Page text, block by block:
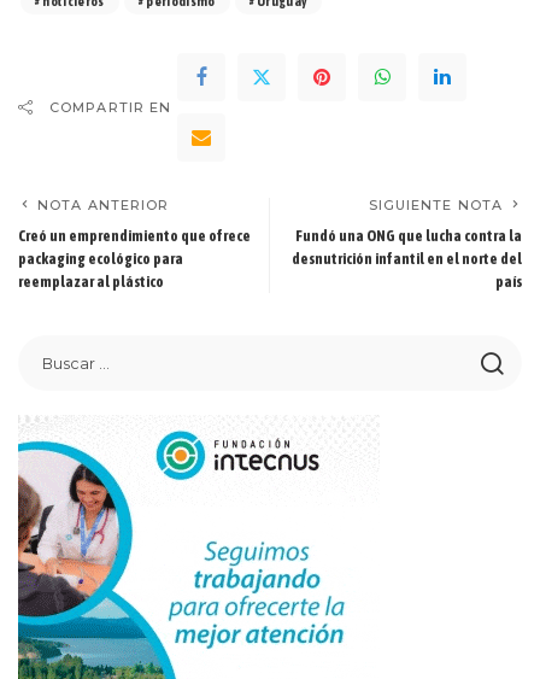
COMPARTIR EN
NOTA ANTERIOR
Creó un emprendimiento que ofrece
packaging ecológico para
reemplazar al plástico
SIGUIENTE NOTA
Fundó una ONG que lucha contra la
desnutrición infantil en el norte del
país